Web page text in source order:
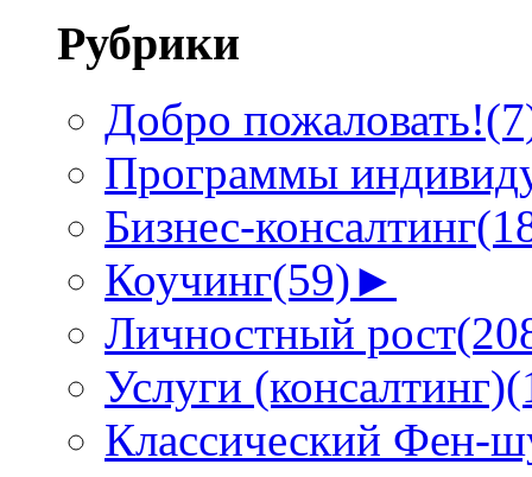
Рубрики
Добро пожаловать!
Программы
Бизнес-консалтинг
Коучинг(59)►
Личностный рост
Услуги (консалтинг)
Классический Фен-